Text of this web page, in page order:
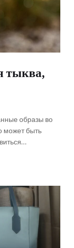
тыква,
образы во
может быть